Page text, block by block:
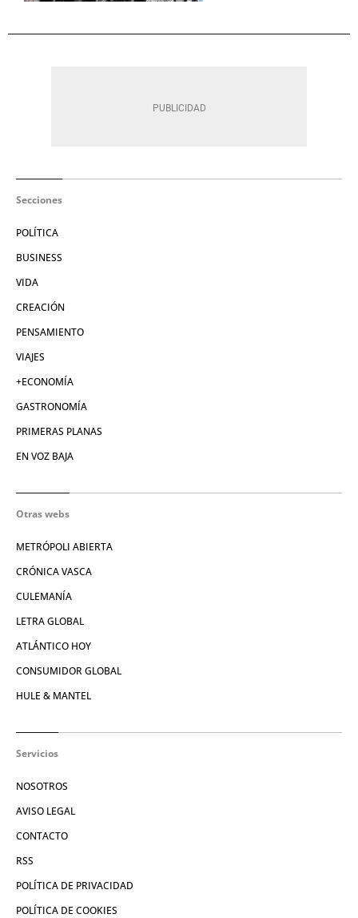
Secciones
POLÍTICA
BUSINESS
VIDA
CREACIÓN
PENSAMIENTO
VIAJES
+ECONOMÍA
GASTRONOMÍA
PRIMERAS PLANAS
EN VOZ BAJA
Otras webs
METRÓPOLI ABIERTA
CRÓNICA VASCA
CULEMANÍA
LETRA GLOBAL
ATLÁNTICO HOY
CONSUMIDOR GLOBAL
HULE & MANTEL
Servicios
NOSOTROS
AVISO LEGAL
CONTACTO
RSS
POLÍTICA DE PRIVACIDAD
POLÍTICA DE COOKIES